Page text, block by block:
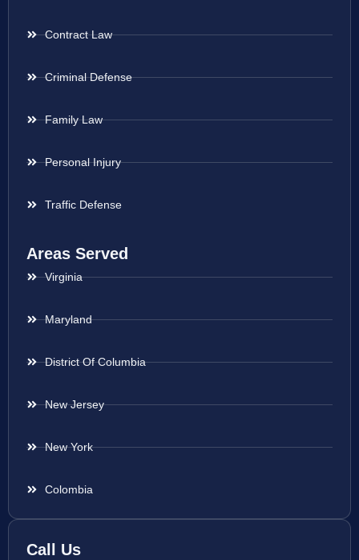
Contract Law
Criminal Defense
Family Law
Personal Injury
Traffic Defense
Areas Served
Virginia
Maryland
District Of Columbia
New Jersey
New York
Colombia
Call Us